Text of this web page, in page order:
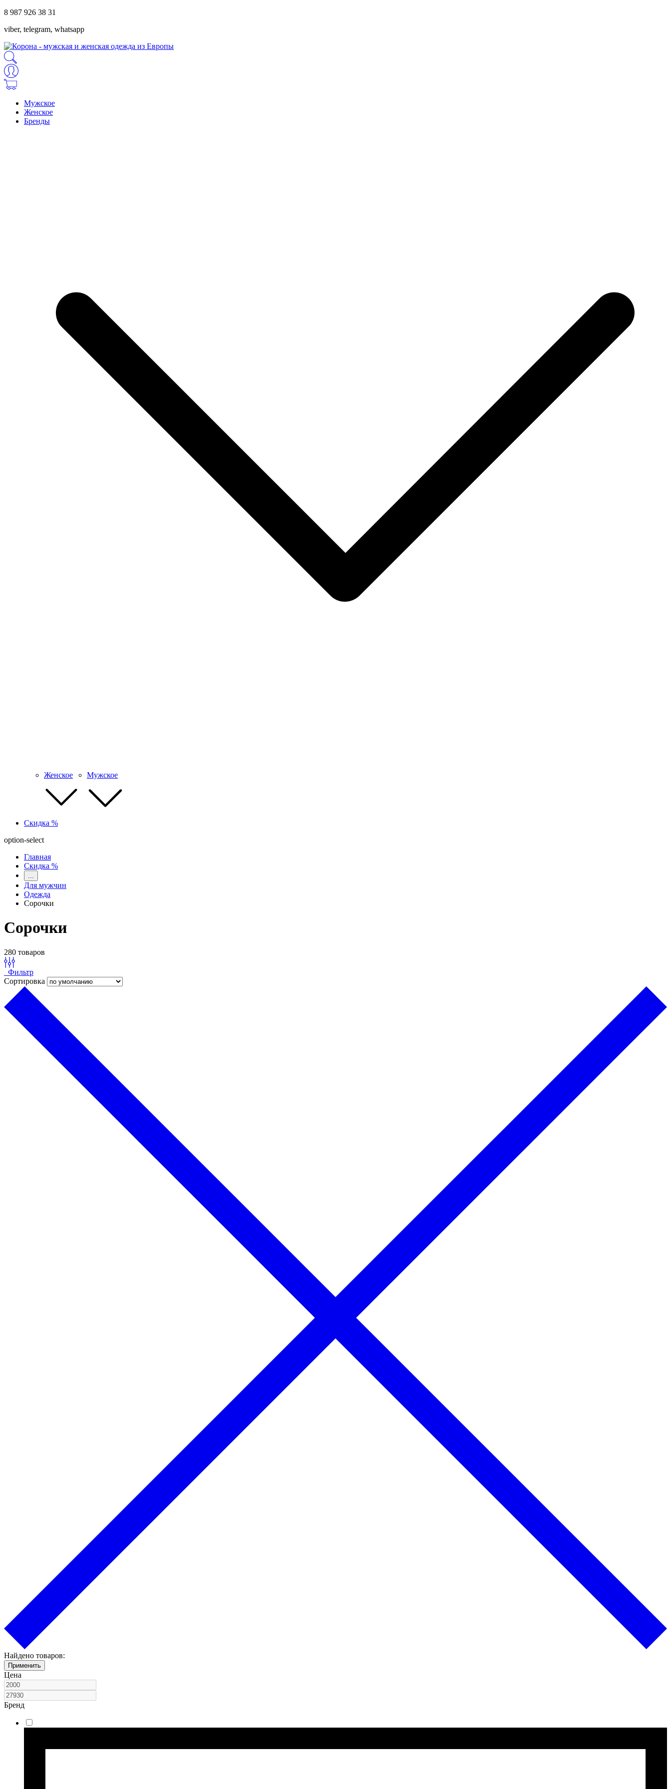
8 987 926 38 31
viber, telegram, whatsapp
Мужское
Женское
Бренды
Женское Мужское
Скидка %
option-select
Главная
Скидка %
Для мужчин
Одежда
Сорочки
Сорочки
280 товаров
Фильтр
Сортировка
Найдено товаров:
Применить
Цена
Бренд